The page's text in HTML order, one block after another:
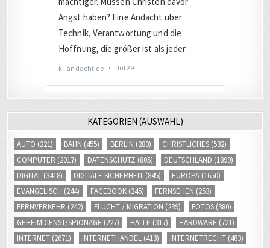
KATEGORIEN (AUSWAHL)
AUTO (221) BAHN (455) BERLIN (280) CHRISTLICHES (532)
COMPUTER (2017) DATENSCHUTZ (805) DEUTSCHLAND (1899)
DIGITAL (3418) DIGITALE SICHERHEIT (845) EUROPA (1650)
EVANGELISCH (244) FACEBOOK (245) FERNSEHEN (253)
FERNVERKEHR (242) FLUCHT / MIGRATION (239) FOTOS (380)
GEHEIMDIENST/SPIONAGE (227) HALLE (317) HARDWARE (721)
INTERNET (2671) INTERNETHANDEL (413) INTERNETRECHT (483)